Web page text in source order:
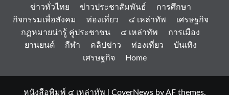
ข่าวทั่วไทย ข่าวประชาสัมพันธ์
การศึกษา
กิจกรรมเพื่อสังคม
ท่องเที่ยว ๔ เหล่าทัพ
เศรษฐกิจ
กฏหมายน่ารู้ คู่ประชาชน
๔ เหล่าทัพ
การเมือง
ยานยนต์
กีฬา คลิปข่าว ท่องเที่ยว
บันเทิง
เศรษฐกิจ
Home
หนังสือพิมพ์ ๔ เหล่าทัพ CoverNewsby AF themes.